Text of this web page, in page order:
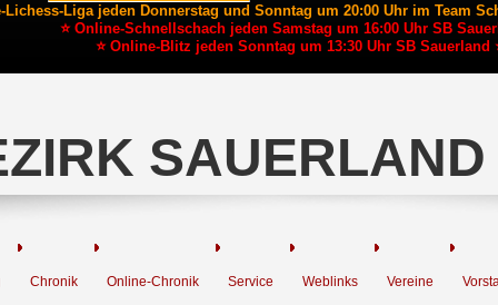
Lichess-Liga jeden Donnerstag und Sonntag um 20:00 Uhr im Team
⭐ Online-Schnellschach jeden Samstag um 16:00 Uhr SB
⭐ Online-Blitz jeden Sonntag um 13:30 Uhr SB Sauerland
SAUERLAND
Chronik Online-Chronik Service Weblinks Vereine